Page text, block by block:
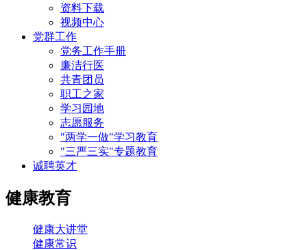
资料下载
视频中心
党群工作
党务工作手册
廉洁行医
共青团员
职工之家
学习园地
志愿服务
"两学一做"学习教育
"三严三实"专题教育
诚聘英才
健康教育
健康大讲堂
健康常识